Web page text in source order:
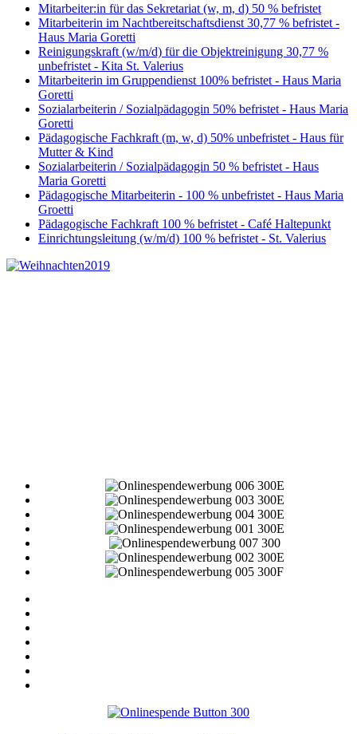
Mitarbeiter:in für das Sekretariat (w, m, d) 50 % befristet
Mitarbeiterin im Nachtbereitschaftsdienst 30,77 % befristet -
Haus Maria Goretti
Reinigungskraft (w/m/d) für die Objektreinigung 30,77 %
unbefristet - Kita St. Valerius
Mitarbeiterin im Gruppendienst 100% befristet - Haus Maria
Goretti
Sozialarbeiterin / Sozialpädagogin 50% befristet - Haus Maria
Goretti
Pädagogische Fachkraft (m, w, d) 50% unbefristet - Haus für
Mutter & Kind
Sozialarbeiterin / Sozialpädagogin 50 % befristet - Haus
Maria Goretti
Pädagogische Mitarbeiterin - 100 % unbefristet - Haus Maria
Groetti
Pädagogische Fachkraft 100 % befristet - Café Haltepunkt
Einrichtungsleitung (w/m/d) 100 % befristet - St. Valerius